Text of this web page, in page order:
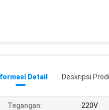
Detail Deskripsi
Tegangan: 220V